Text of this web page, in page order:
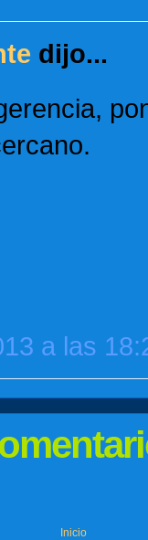
dijo...
a las
Inicio